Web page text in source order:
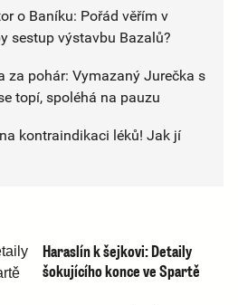
o Baníku: Pořád věřím v
sestup výstavbu Bazalů?
za pohár: Vymazaný Jurečka s
topí, spoléhá na pauzu
kontraindikaci léků! Jak jí
Haraslín k šejkovi: Detaily
šokujícího konce ve Spartě